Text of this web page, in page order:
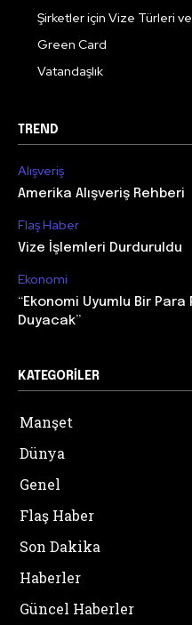
Şirketler için Vize Türleri ve
Green Card
Vatandaşlık
TREND
Alışveriş
Amerika Alışveriş Rehberi
Flaş Haber
Vize İşlemleri Durduruldu
Ekonomi
“Ekonomi Uyumlu Bir
Duyacak”
KATEGORILER
Manşet
Dünya
Genel
Flaş Haber
Son Dakika
Haberler
Güncel Haberler